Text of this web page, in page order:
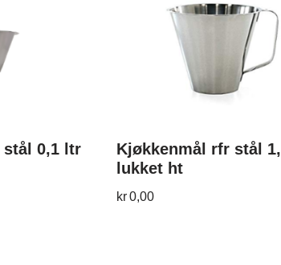
0,1 ltr
Kjøkkenmål rfr stål
lukket ht
kr0,00